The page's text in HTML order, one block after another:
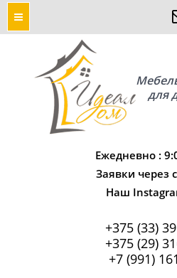
для
Ежедневно :
Заявки через
Наш
+375 (33)
+375 (29)
+7 (991)